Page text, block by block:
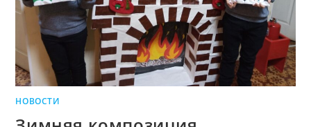
НОВОСТИ